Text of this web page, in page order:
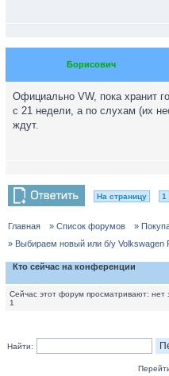
Борисович
Официально VW, пока хранит
с 21 недели, а по слухам (их
ждут.
На страницу 1
Главная » Список форумов
»
» Выбираем новый или б/у Volkswagen
Кто сейчас на конференции
Сейчас этот форум просматривают: нет
1
Найти: